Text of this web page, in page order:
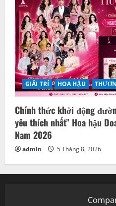
GIẢI TRÍ HOA HẬU
Chính thức khởi động
yêu thích nhất” Hoa hậu
Nam 2026
admin 5 Tháng 8, 2026